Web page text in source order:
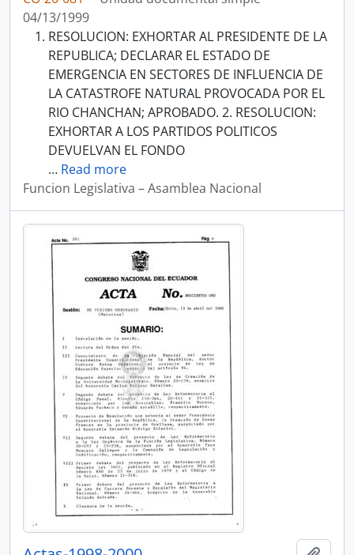
04/13/1999
RESOLUCION: EXHORTAR AL PRESIDENTE DE LA
REPUBLICA; DECLARAR EL ESTADO DE
EMERGENCIA EN SECTORES DE INFLUENCIA DE
LA CATASTROFE NATURAL PROVOCADA POR EL
RIO CHANCHAN; APROBADO. 2. RESOLUCION:
EXHORTAR A LOS PARTIDOS POLITICOS
DEVUELVAN EL FONDO
… Read more
Funcion Legislativa – Asamblea Nacional